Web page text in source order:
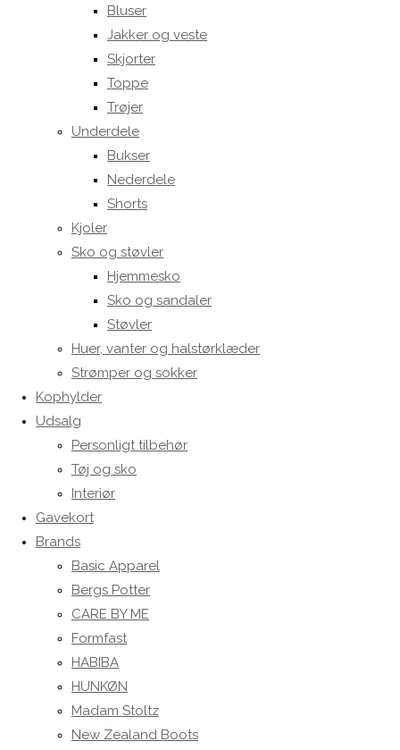
Bluser
Jakker og veste
Skjorter
Toppe
Trøjer
Underdele
Bukser
Nederdele
Shorts
Kjoler
Sko og støvler
Hjemmesko
Sko og sandaler
Støvler
Huer, vanter og halstørklæder
Strømper og sokker
Kophylder
Udsalg
Personligt tilbehør
Tøj og sko
Interiør
Gavekort
Brands
Basic Apparel
Bergs Potter
CARE BY ME
Formfast
HABIBA
HUNKØN
Madam Stoltz
New Zealand Boots